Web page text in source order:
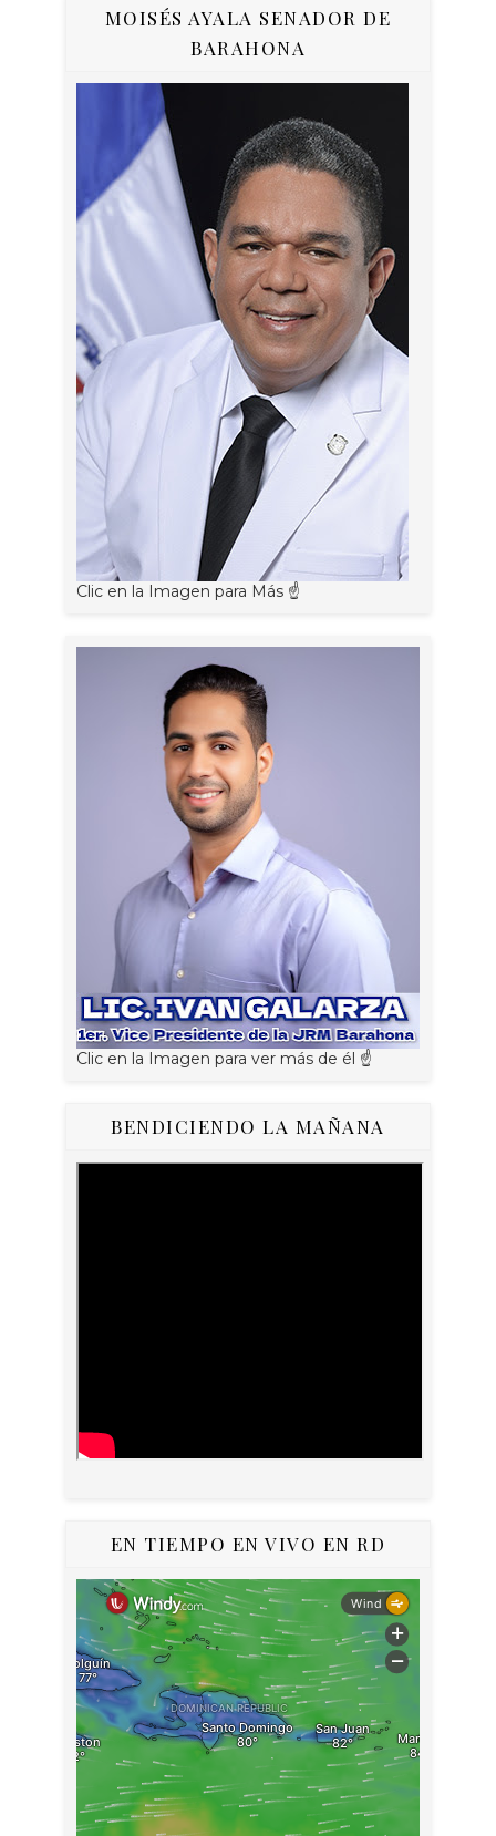
MOISÉS AYALA SENADOR DE
BARAHONA
Clic en la Imagen para Más ☝
Clic en la Imagen para ver más de él ☝
BENDICIENDO LA MAÑANA
EN TIEMPO EN VIVO EN RD